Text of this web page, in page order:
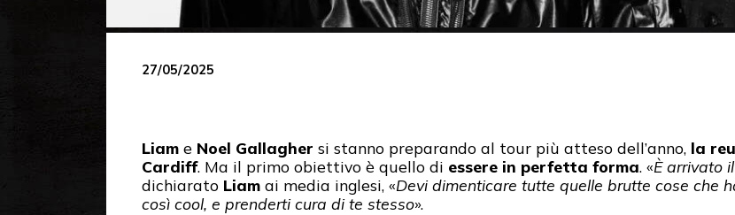
27/05/2025
Liam e Noel Gallagher si stanno preparando al tour più atteso dell’anno, la
Cardiff. Ma il primo obiettivo è quello di essere in perfetta forma. «È arrivato
dichiarato Liam ai media inglesi, «Devi dimenticare tutte quelle brutte cose che
così cool, e prenderti cura di te stesso».